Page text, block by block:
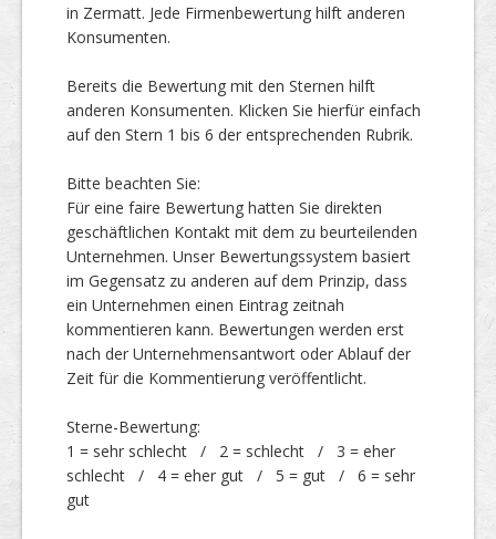
HELP Awards
Top Firmen
Über uns
in Zermatt. Jede Firmenbewertung hilft anderen
Konsumenten.
Bereits die Bewertung mit den Sternen hilft
anderen Konsumenten. Klicken Sie hierfür einfach
auf den Stern 1 bis 6 der entsprechenden Rubrik.
Bitte beachten Sie:
Für eine faire Bewertung hatten Sie direkten
geschäftlichen Kontakt mit dem zu beurteilenden
Unternehmen. Unser Bewertungssystem basiert
im Gegensatz zu anderen auf dem Prinzip, dass
ein Unternehmen einen Eintrag zeitnah
kommentieren kann. Bewertungen werden erst
nach der Unternehmensantwort oder Ablauf der
Zeit für die Kommentierung veröffentlicht.
Sterne-Bewertung:
1 = sehr schlecht / 2 = schlecht / 3 = eher
schlecht / 4 = eher gut / 5 = gut / 6 = sehr
gut